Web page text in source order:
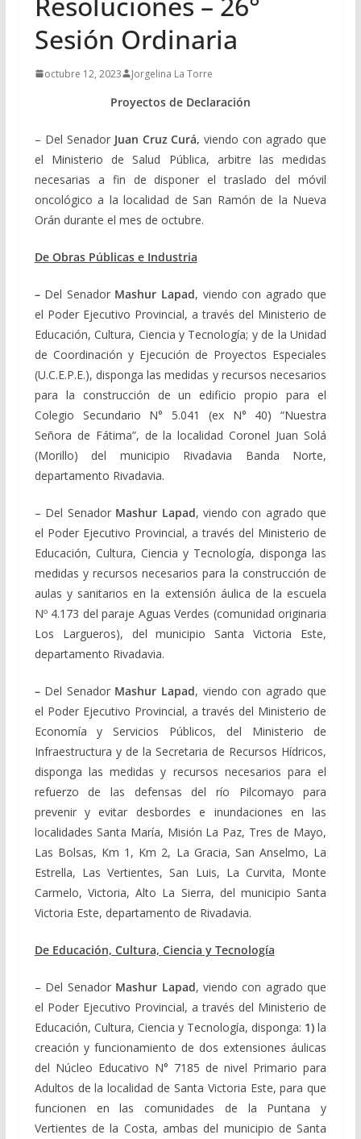
Sesión Ordinaria
octubre 12, 2023 Jorgelina La Torre
Proyectos de Declaración
– Del Senador Juan Cruz Curá, viendo con agrado que
el Ministerio de Salud Pública, arbitre las medidas
necesarias a fin de disponer el traslado del móvil
oncológico a la localidad de San Ramón de la Nueva
Orán durante el mes de octubre.
De Obras Públicas e Industria
– Del Senador Mashur Lapad, viendo con agrado que
el Poder Ejecutivo Provincial, a través del Ministerio de
Educación, Cultura, Ciencia y Tecnología; y de la Unidad
de Coordinación y Ejecución de Proyectos Especiales
(U.C.E.P.E.), disponga las medidas y recursos necesarios
para la construcción de un edificio propio para el
Colegio Secundario N° 5.041 (ex N° 40) “Nuestra
Señora de Fátima”, de la localidad Coronel Juan Solá
(Morillo) del municipio Rivadavia Banda Norte,
departamento Rivadavia.
– Del Senador Mashur Lapad, viendo con agrado que
el Poder Ejecutivo Provincial, a través del Ministerio de
Educación, Cultura, Ciencia y Tecnología, disponga las
medidas y recursos necesarios para la construcción de
aulas y sanitarios en la extensión áulica de la escuela
Nº 4.173 del paraje Aguas Verdes (comunidad originaria
Los Largueros), del municipio Santa Victoria Este,
departamento Rivadavia.
– Del Senador Mashur Lapad, viendo con agrado que
el Poder Ejecutivo Provincial, a través del Ministerio de
Economía y Servicios Públicos, del Ministerio de
Infraestructura y de la Secretaria de Recursos Hídricos,
disponga las medidas y recursos necesarios para el
refuerzo de las defensas del río Pilcomayo para
prevenir y evitar desbordes e inundaciones en las
localidades Santa María, Misión La Paz, Tres de Mayo,
Las Bolsas, Km 1, Km 2, La Gracia, San Anselmo, La
Estrella, Las Vertientes, San Luis, La Curvita, Monte
Carmelo, Victoria, Alto La Sierra, del municipio Santa
Victoria Este, departamento de Rivadavia.
De Educación, Cultura, Ciencia y Tecnología
– Del Senador Mashur Lapad, viendo con agrado que
el Poder Ejecutivo Provincial, a través del Ministerio de
Educación, Cultura, Ciencia y Tecnología, disponga: 1) la
creación y funcionamiento de dos extensiones áulicas
del Núcleo Educativo N° 7185 de nivel Primario para
Adultos de la localidad de Santa Victoria Este, para que
funcionen en las comunidades de la Puntana y
Vertientes de la Costa, ambas del municipio de Santa